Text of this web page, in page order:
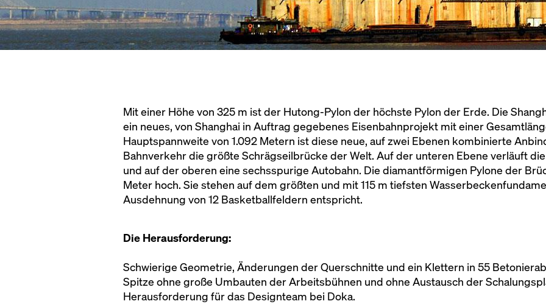
Mit einer Höhe von 325 m ist der Hutong-Pylon der höchste Pylon der Erde. Die
ein neues, von Shanghai in Auftrag gegebenes Eisenbahnprojekt mit einer
Hauptspannweite von 1.092 Metern ist diese neue, auf zwei Ebenen kombinierte
Bahnverkehr die größte Schrägseilbrücke der Welt. Auf der unteren Ebene verläuft
und auf der oberen eine sechsspurige Autobahn. Die diamantförmigen Pylone der
Meter hoch. Sie stehen auf dem größten und mit 115 m tiefsten
Ausdehnung von 12 Basketballfeldern entspricht.
Die Herausforderung:
Schwierige Geometrie, Änderungen der Querschnitte und ein Klettern in 55
Spitze ohne große Umbauten der Arbeitsbühnen und ohne Austausch der
Herausforderung für das Designteam bei Doka.